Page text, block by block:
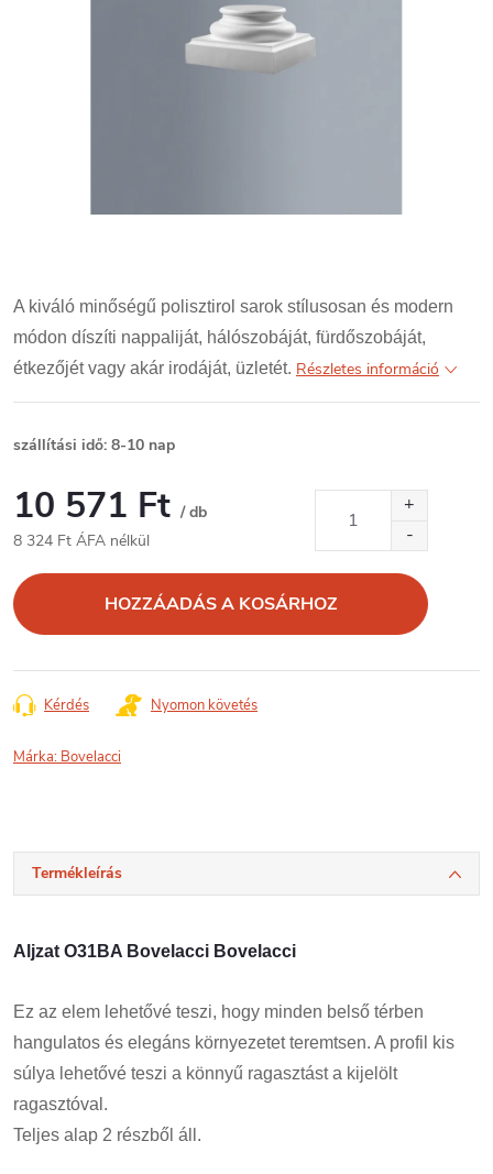
A kiváló minőségű polisztirol sarok stílusosan és modern
módon díszíti nappaliját, hálószobáját, fürdőszobáját,
étkezőjét vagy akár irodáját, üzletét. Részletes információ
szállítási idő: 8-10 nap
10 571 Ft / db
8 324 Ft ÁFA nélkül
HOZZÁADÁS A KOSÁRHOZ
Kérdés Nyomon követés
Márka: Bovelacci
Termékleírás
Aljzat O31BA Bovelacci Bovelacci
Ez az elem lehetővé teszi, hogy minden belső térben
hangulatos és elegáns környezetet teremtsen. A profil kis
súlya lehetővé teszi a könnyű ragasztást a kijelölt
ragasztóval.
Teljes alap 2 részből áll.